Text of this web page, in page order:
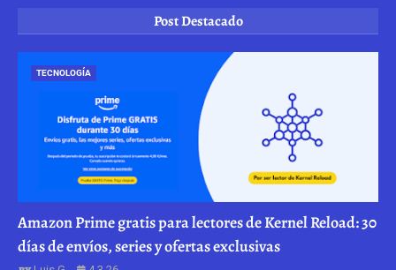
Post Destacado
TECNOLOGÍA
Amazon Prime gratis para lectores de Kernel Reload: 30
días de envíos, series y ofertas exclusivas